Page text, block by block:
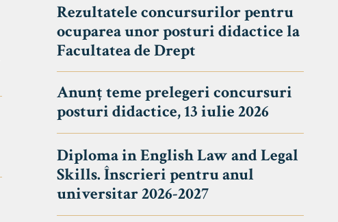
Rezultatele concursurilor pentru
ocuparea unor posturi didactice la
Facultatea de Drept
Anunț teme prelegeri concursuri
posturi didactice, 13 iulie 2026
Diploma in English Law and Legal
Skills. Înscrieri pentru anul
universitar 2026-2027